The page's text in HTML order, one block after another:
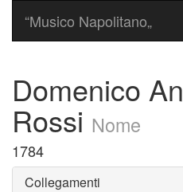
“Musico Napolitano„
Domenico
Rossi Nome
1784
Collegamenti